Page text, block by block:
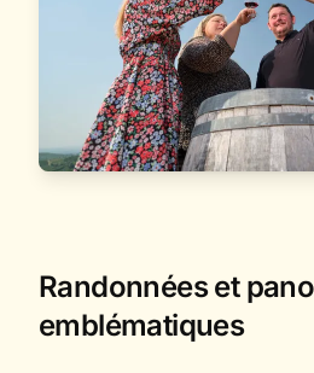
Randonnées et
emblématiques